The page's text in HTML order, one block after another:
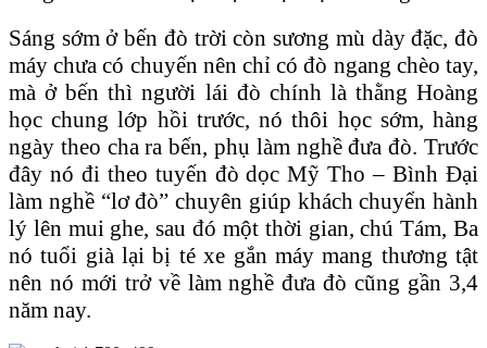
Sáng sớm ở bến đò trời còn sương mù dày đặc, đò
máy chưa có chuyến nên chỉ có đò ngang chèo tay,
mà ở bến thì người lái đò chính là thằng Hoàng
học chung lớp hồi trước, nó thôi học sớm, hàng
ngày theo cha ra bến, phụ làm nghề đưa đò. Trước
đây nó đi theo tuyến đò dọc Mỹ Tho – Bình Đại
làm nghề “lơ đò” chuyên giúp khách chuyển hành
lý lên mui ghe, sau đó một thời gian, chú Tám, Ba
nó tuổi già lại bị té xe gắn máy mang thương tật
nên nó mới trở về làm nghề đưa đò cũng gần 3,4
năm nay.